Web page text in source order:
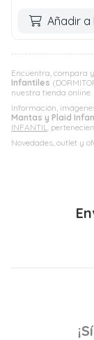
Encuentra, compara
Infantiles
nuestra tienda online.
Información,
Mantas y Plaid
INFANTIL,
Novedades, outlet y
Añadir a